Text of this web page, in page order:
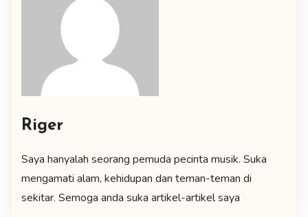
Riger
Saya hanyalah seorang pemuda pecinta musik. Suka
mengamati alam, kehidupan dan teman-teman di
sekitar. Semoga anda suka artikel-artikel saya